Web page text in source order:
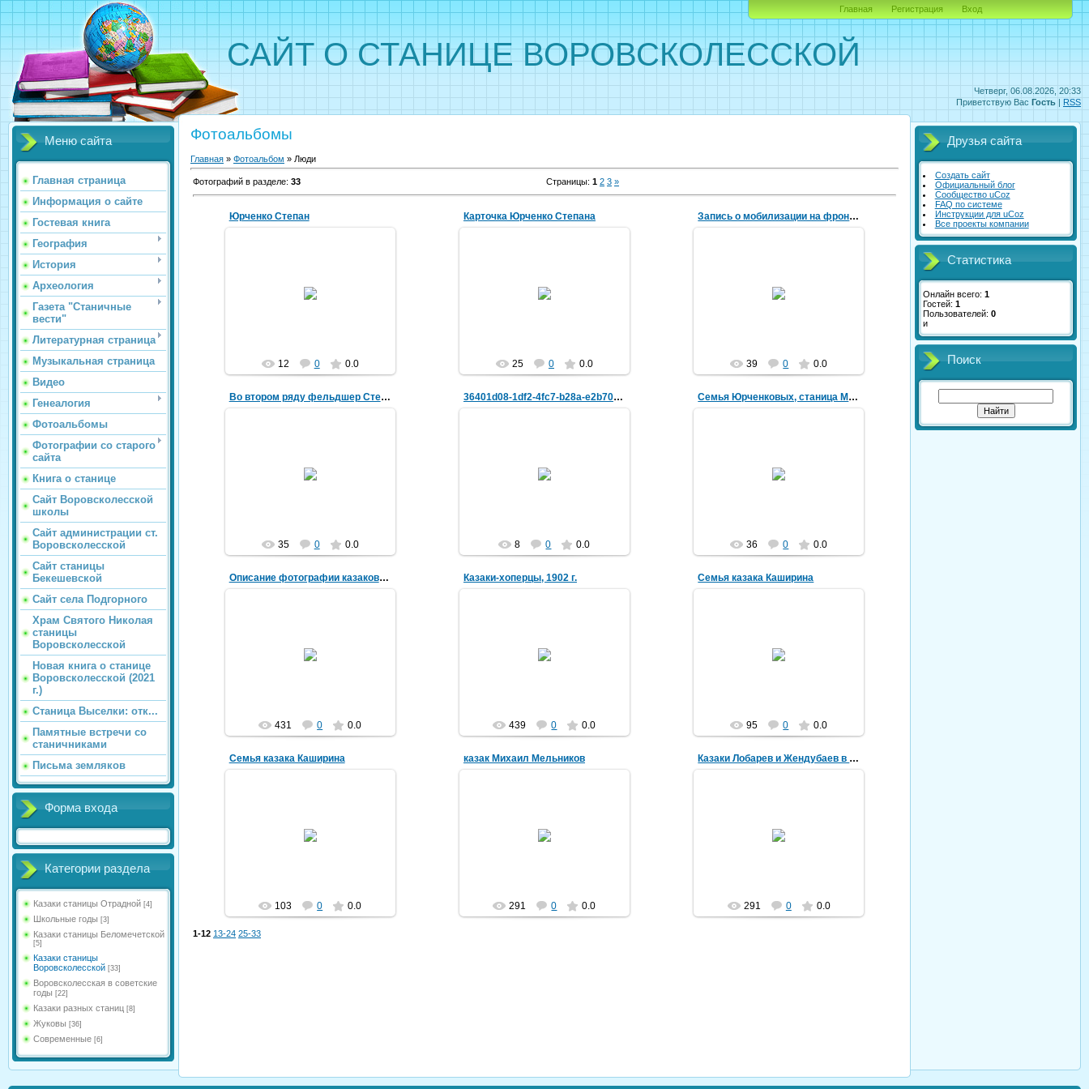
Четверг, 06.08.2026, 20:33
Приветствую Вас Гость | RSS
САЙТ О СТАНИЦЕ ВОРОВСКОЛЕССКОЙ
Главная Регистрация Вход
Меню сайта
Главная страница
Информация о сайте
Гостевая книга
География
История
Археология
Газета "Станичные
вести"
Литературная страница
Музыкальная страница
Видео
Генеалогия
Фотоальбомы
Фотографии со старого
сайта
Книга о станице
Сайт Воровсколесской
школы
Сайт администрации ст.
Воровсколесской
Сайт станицы
Бекешевской
Сайт села Подгорного
Храм Святого Николая
станицы
Воровсколесской
Новая книга о станице
Воровсколесской (2021
г.)
Станица Выселки: отк...
Памятные встречи со
станичниками
Письма земляков
Форма входа
Категории раздела
Казаки станицы Отрадной [4]
Школьные годы [3]
Казаки станицы Беломечетской
[5]
Казаки станицы
Воровсколесской [33]
Воровсколесская в советские
годы [22]
Казаки разных станиц [8]
Жуковы [36]
Современные [6]
Фотоальбомы
Главная » Фотоальбом » Люди
Фотографий в разделе: 33 Страницы: 1 2 3 »
Юрченко Степан
12 0 0.0
Карточка Юрченко Степана
25 0 0.0
Запись о мобилизации на фронт Юрченко Степана
39 0 0.0
Во втором ряду фельдшер Степан Александр. Юрченко
1940-е гг.
35 0 0.0
36401d08-1df2-4fc7-b28a-e2b7089ae885
8 0 0.0
Семья Юрченковых, станица Медведовская, 1932 г.
Степан Александрович, 1900 г.р.
(2 ордена "Красной Звезды",
36 0 0.0
Описание фотографии казаков-хоперцев, 1902 г.
"Кубанское Казачество", а подпись
431 0 0.0
Казаки-хоперцы, 1902 г.
Голионцев, Некрасов, Жуков,
439 0 0.0
Семья казака Каширина
Из семейного архива Башлачевой
Т.И.
95 0 0.0
Семья казака Каширина
Из семейного архива Башлачевой
Т.И.
103 0 0.0
казак Михаил Мельников
Хоперского казачьего полка
291 0 0.0
Казаки Лобарев и Жендубаев в гражданскую войну
другом Иваном Васильевичем
291 0 0.0
1-12 13-24 25-33
Друзья сайта
Создать сайт
Официальный блог
Сообщество uCoz
FAQ по системе
Инструкции для uCoz
Все проекты компании
Статистика
Онлайн всего: 1
Гостей: 1
Пользователей: 0
и
Поиск